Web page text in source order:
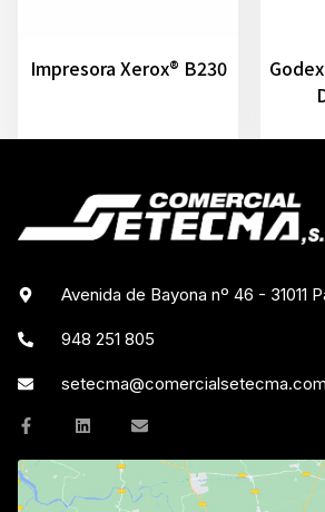
Impresora Xerox® B230
Avenida de Bayona nº 46 - 31011
948 251 805
setecma@comercialsetecma.com